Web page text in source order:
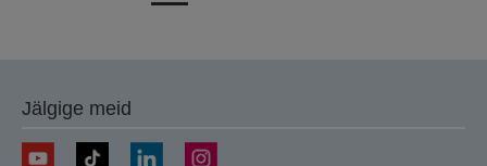
Jälgige meid